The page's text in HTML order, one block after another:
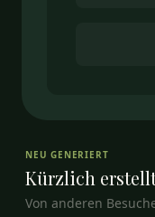
NEU GENERIERT
Kürzlich
Von anderen